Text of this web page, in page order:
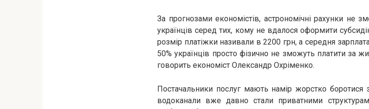
За прогнозами економістів, астрономічні рахунки не
українців серед тих, кому не вдалося оформити
розмір платіжки називали в 2200 грн, а середня
50% українців просто фізично не зможуть платити за
говорить економіст Олександр Охріменко.
Постачальники послуг мають намір жорстко боротися
водоканали вже давно стали приватними